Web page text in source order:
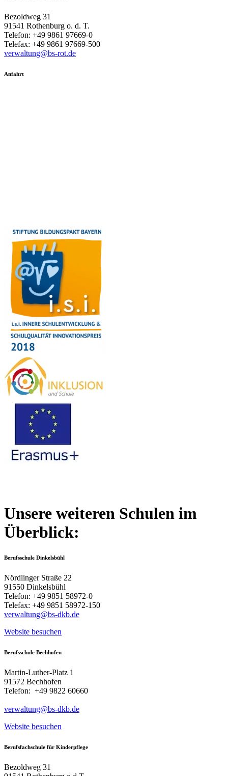
Bezoldweg 31
91541 Rothenburg o. d. T.
Telefon: +49 9861 97669-0
Telefax: +49 9861 97669-500
verwaltung@bs-rot.de
Anfahrt
Unsere weiteren Schulen im
Überblick:
Berufsschule Dinkelsbühl
Nördlinger Straße 22
91550 Dinkelsbühl
Telefon: +49 9851 58972-0
Telefax: +49 9851 58972-150
verwaltung@bs-dkb.de
Website besuchen
Berufsschule Bechhofen
Martin-Luther-Platz 1
91572 Bechhofen
Telefon: +49 9822 60660
verwaltung@bs-dkb.de
Website besuchen
Berufsfachschule für Kinderpflege
Bezoldweg 31